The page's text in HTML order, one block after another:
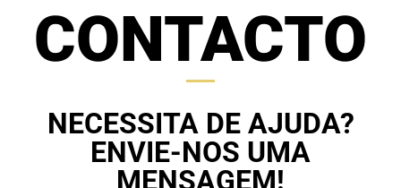
CONTACTO
NECESSITA DE AJUDA?
ENVIE-NOS UMA
MENSAGEM!